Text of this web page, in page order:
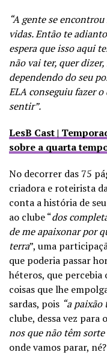
“A gente se
vidas. Então te
espera que isso aqui
não vai ter, quer dizer,
dependendo do seu
ELA conseguiu fazer
sentir”.
LesB Cast |
sobre a quarta
No decorrer das 75
criadora e roteirista
conta a história de
ao clube “dos
de me apaixonar por
terra”, uma
que poderia passar
héteros, que percebia
coisas que lhe
sardas, pois “a paixão
clube, dessa vez para
nos que não têm sorte
onde vamos parar,